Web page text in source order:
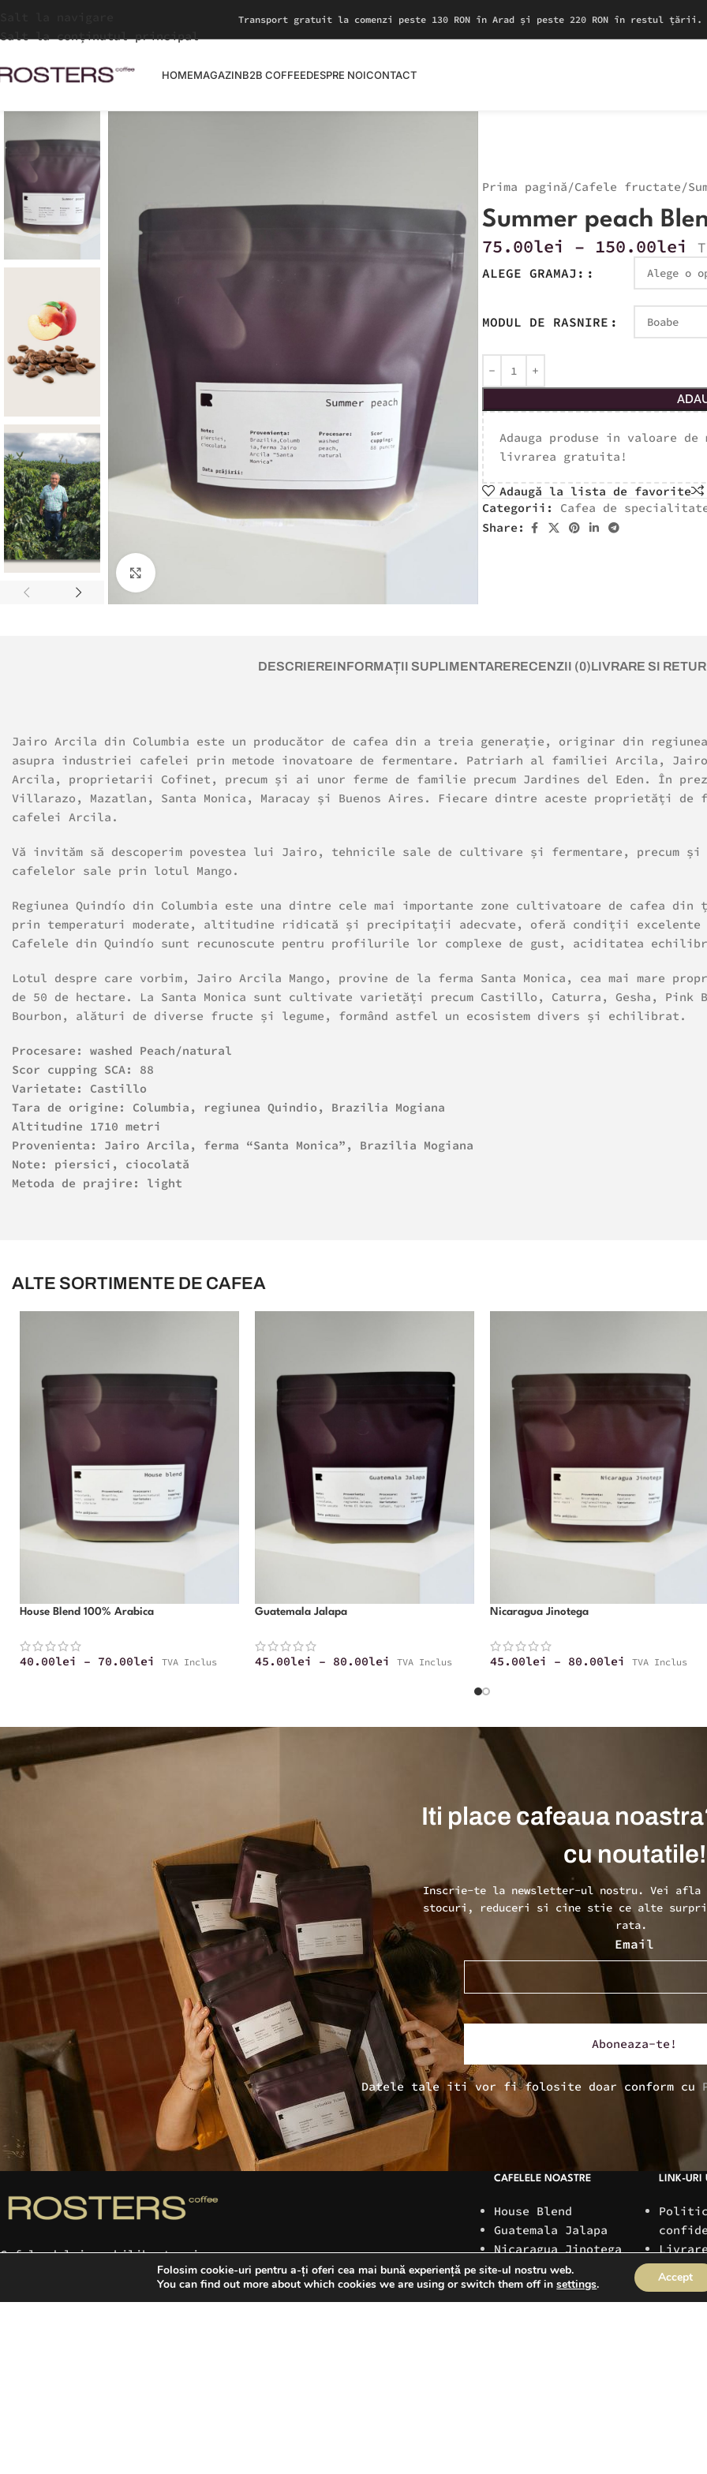
Salt la conținutul principal
Transport gratuit la comenzi peste 130 RON în Arad și peste 220 RON în restul țării.
HOMEMAGAZINB2B COFFEEDESPRE NOICONTACT
Prima pagină Cafele fructate
Summer peach
75.00lei – 150.00lei
ALEGE GRAMAJ:
MODUL DE RASNIRE
Adauga produse in valoare de
livrarea gratuita!
Adaugă la lista de favorite
Categorii:
Cafea de
Share:
DESCRIEREINFORMAȚII SUPLIMENTARERECENZII (0)LIVRARE SI RETUR
Jairo Arcila din Columbia este un producător de cafea din a treia generație, originar din
asupra industriei cafelei prin metode inovatoare de fermentare. Patriarh al familiei Arcila,
Arcila, proprietarii Cofinet, precum și ai unor ferme de familie precum Jardines del Eden. În
Villarazo, Mazatlan, Santa Monica, Maracay și Buenos Aires. Fiecare dintre aceste proprietăți
cafelei Arcila.
Vă invităm să descoperim povestea lui Jairo, tehnicile sale de cultivare și fermentare, precum
cafelelor sale prin lotul Mango.
Regiunea Quindío din Columbia este una dintre cele mai importante zone cultivatoare de cafea
prin temperaturi moderate, altitudine ridicată și precipitații adecvate, oferă condiții
Cafelele din Quindío sunt recunoscute pentru profilurile lor complexe de gust, aciditatea
Lotul despre care vorbim, Jairo Arcila Mango, provine de la ferma Santa Monica, cea mai mare
de 50 de hectare. La Santa Monica sunt cultivate varietăți precum Castillo, Caturra, Gesha, Pink
Bourbon, alături de diverse fructe și legume, formând astfel un ecosistem divers și echilibrat.
Procesare: washed Peach/natural
Scor cupping SCA: 88
Varietate: Castillo
Tara de origine:
Columbia, regiunea Quindio, Brazilia Mogiana
Altitudine 1710 metri
Provenienta: Jairo Arcila, ferma “Santa Monica”, Brazilia Mogiana
Note: piersici, ciocolatǎ
Metoda de prajire: light
ALTE SORTIMENTE DE CAFEA
House Blend 100% Arabica
40.00lei – 70.00lei TVA Inclus
Guatemala Jalapa
45.00lei – 80.00lei TVA Inclus
Nicaragua Jinotega
45.00lei – 80.00lei TVA Inclus
Iti place cafeaua
cu noutatile!
Inscrie-te la newsletter-ul nostru. Vei afla
stocuri, reduceri si cine stie ce alte
rata.
Email
Datele tale iti vor fi folosite doar conform cu
Cafele dulci, echilibrate şi
pline de caracter, provenite
din surse sustenabile, prăjite
CAFELELE NOASTRE
House Blend
Guatemala Jalapa
Nicaragua Jinotega
Ethiopia Sidama
Columbia Funky
Mango
LINK-URI
Folosim cookie-uri pentru a-ți oferi cea mai bună experiență pe site-ul nostru web.
You can find out more about which cookies we are using or switch them off insettings. Accept